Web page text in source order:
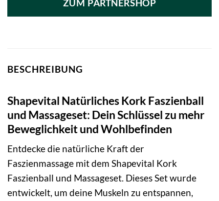
34,95 €26,45 €.
ZUM PARTNERSHOP
BESCHREIBUNG
Shapevital Natürliches Kork Faszienball
und Massageset: Dein Schlüssel zu mehr
Beweglichkeit und Wohlbefinden
Entdecke die natürliche Kraft der
Faszienmassage mit dem Shapevital Kork
Faszienball und Massageset. Dieses Set wurde
entwickelt, um deine Muskeln zu entspannen,